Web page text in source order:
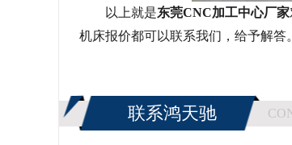
以上就是东莞CNC加工中心厂家
机床报价都可以联系我们，给予解答。
联系鸿天驰